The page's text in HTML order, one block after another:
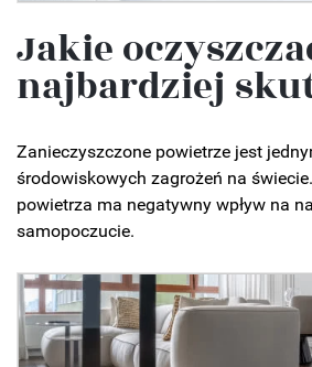
Jakie
najbardziej
Zanieczyszczone powietrze jest
środowiskowych zagrożeń na
powietrza ma negatywny wpływ na
samopoczucie.